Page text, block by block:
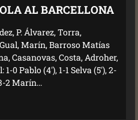
AL BARCELLONA
P. Álvarez, Torra,
Marín, Barroso Matías
Casanovas, Costa, Adroher,
0 Pablo (4'), 1-1 Selva (5'), 2-
2 Marín...